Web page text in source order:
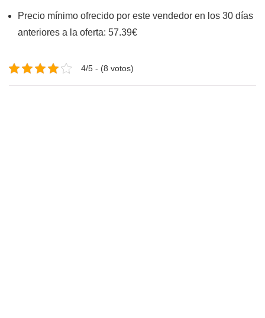
Precio mínimo ofrecido por este vendedor en los 30 días
anteriores a la oferta: 57.39€
4/5 - (8 votos)